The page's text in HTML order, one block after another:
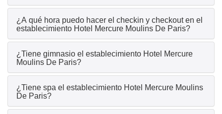
¿A qué hora puedo hacer el checkin y checkout en el
establecimiento Hotel Mercure Moulins De Paris?
¿Tiene gimnasio el establecimiento Hotel Mercure
Moulins De Paris?
¿Tiene spa el establecimiento Hotel Mercure Moulins
De Paris?